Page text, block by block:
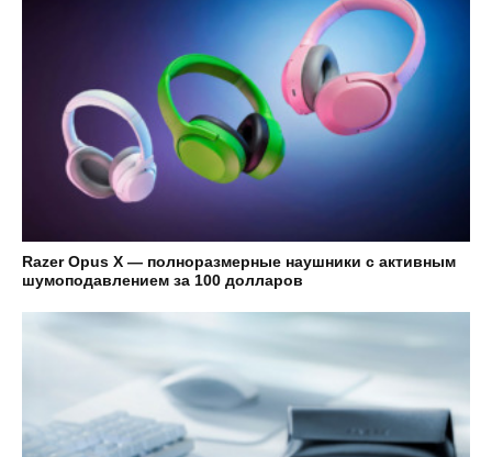
Razer Opus X — полноразмерные наушники с активным
шумоподавлением за 100 долларов